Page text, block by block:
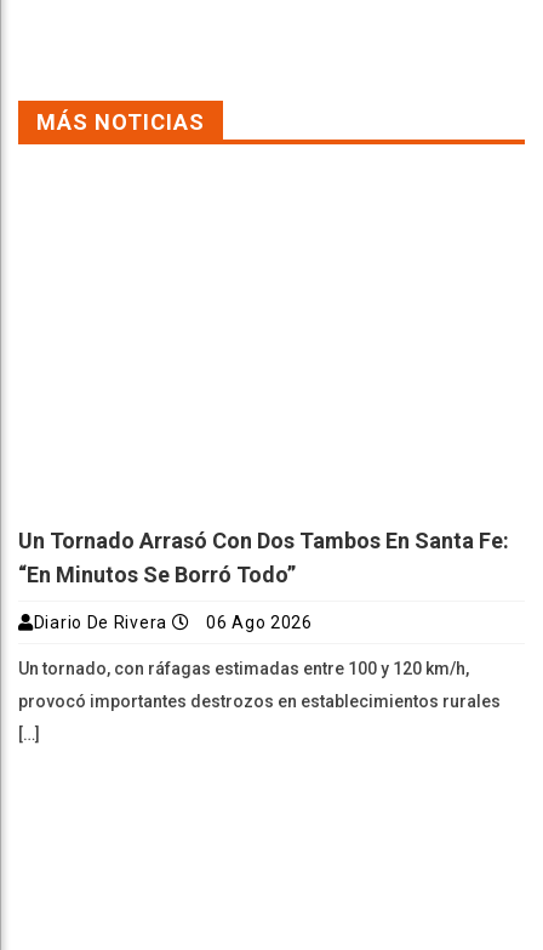
MÁS NOTICIAS
Un Tornado Arrasó Con Dos Tambos En Santa Fe:
“En Minutos Se Borró Todo”
Diario De Rivera 06 Ago 2026
Un tornado, con ráfagas estimadas entre 100 y 120 km/h,
provocó importantes destrozos en establecimientos rurales
[…]